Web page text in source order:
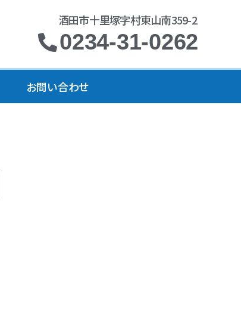
酒田市十里塚字村東山南359-2
0234-31-0262
お問い合わせ